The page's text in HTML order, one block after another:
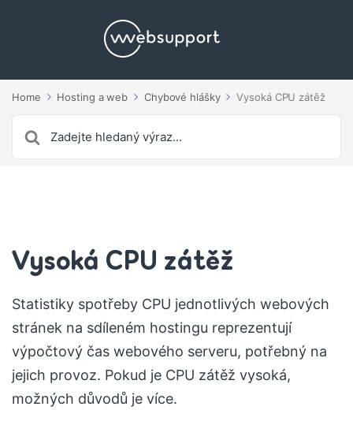
Home Hosting a web Chybové hlášky Vysoká CPU zátěž
For
Vysoká CPU zátěž
Statistiky spotřeby CPU jednotlivých webových
stránek na sdíleném hostingu reprezentují
výpočtový čas webového serveru, potřebný na
jejich provoz. Pokud je CPU zátěž vysoká,
možných důvodů je více.